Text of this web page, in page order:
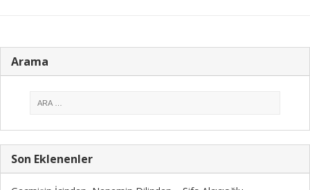
Arama
Son Eklenenler